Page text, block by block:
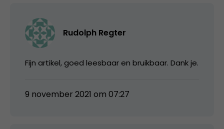
Rudolph Regter
Fijn artikel, goed leesbaar en bruikbaar. Dank je.
9 november 2021 om 07:27